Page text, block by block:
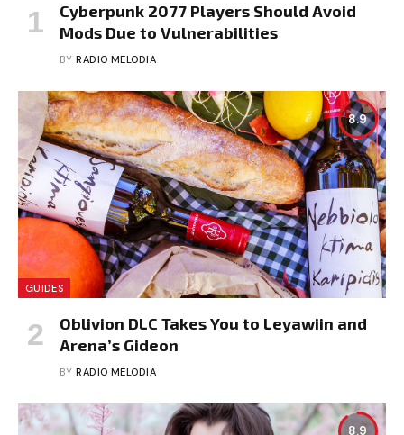
Cyberpunk 2077 Players Should Avoid
Mods Due to Vulnerabilities
BY RADIO MELODIA
8.9
GUIDES
Oblivion DLC Takes You to Leyawiin and
Arena’s Gideon
BY RADIO MELODIA
8.9